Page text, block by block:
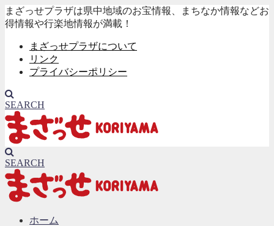
まざっせプラザは県中地域のお宝情報、まちなか情報などお
得情報や行楽地情報が満載！
まざっせプラザについて
リンク
プライバシーポリシー
SEARCH
SEARCH
ホーム